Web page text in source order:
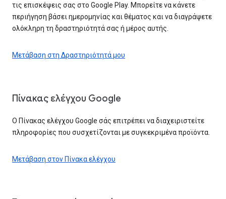
τις επισκέψεις σας στο Google Play. Μπορείτε να κάνετε
περιήγηση βάσει ημερομηνίας και θέματος και να διαγράψετε
ολόκληρη τη δραστηριότητά σας ή μέρος αυτής.
Μετάβαση στη Δραστηριότητά μου
Πίνακας ελέγχου Google
Ο Πίνακας ελέγχου Google σάς επιτρέπει να διαχειριστείτε
πληροφορίες που συσχετίζονται με συγκεκριμένα προϊόντα.
Μετάβαση στον Πίνακα ελέγχου